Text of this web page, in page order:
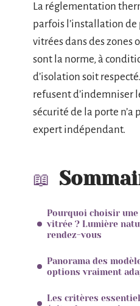
La réglementation
parfois l’installation de
vitrées dans des zones
sont la norme, à
d’isolation soit
refusent d’indemniser
sécurité de la porte n’a
expert indépendant.
Pourquoi choisir une
vitrée ? Lumière
rendez-vous
Panorama des
options vraiment
Les critères